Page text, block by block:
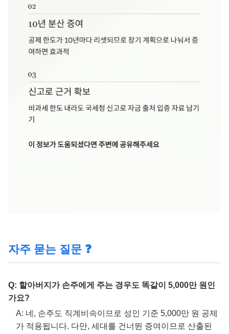
자주 묻는 질문 ❓
Q: 할아버지가 손주에게 주는 경우도 똑같이 5,000만 원인
가요?
A: 네, 손주도 직계비속이므로 성인 기준 5,000만 원 공제
가 적용됩니다. 다만, 세대를 건너뛴 증여이므로 산출된